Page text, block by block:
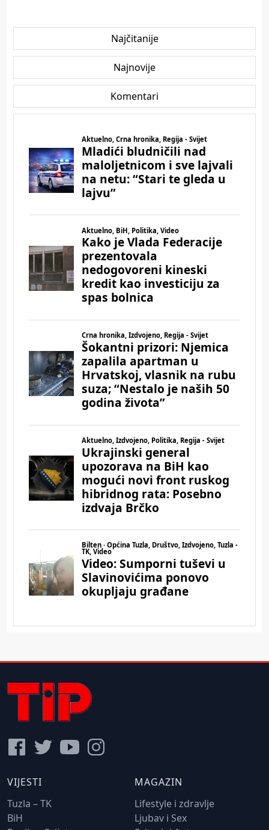
Najčitanije
Najnovije
Komentari
VIJESTI
Tuzla – TK
BiH
MAGAZIN
Lifestyle i zdravlje
Ljubav i Sex